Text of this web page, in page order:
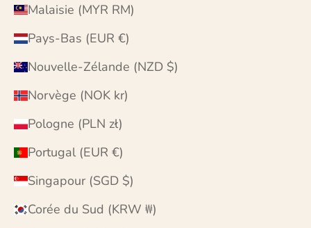
Malaisie (MYR RM)
Pays-Bas (EUR €)
Nouvelle-Zélande (NZD $)
Norvège (NOK kr)
Pologne (PLN zł)
Portugal (EUR €)
Singapour (SGD $)
Corée du Sud (KRW ₩)